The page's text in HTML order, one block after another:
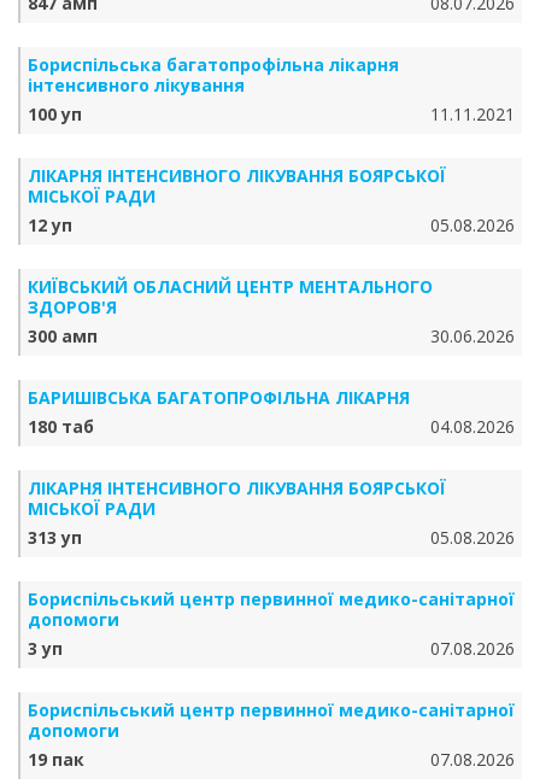
Бориспільська багатопрофільна лікарня
інтенсивного лікування
100 уп
11.11.2021
ЛІКАРНЯ ІНТЕНСИВНОГО ЛІКУВАННЯ БОЯРСЬКОЇ
МІСЬКОЇ РАДИ
12 уп
05.08.2026
КИЇВСЬКИЙ ОБЛАСНИЙ ЦЕНТР МЕНТАЛЬНОГО
ЗДОРОВ'Я
300 амп
30.06.2026
БАРИШІВСЬКА БАГАТОПРОФІЛЬНА ЛІКАРНЯ
180 таб
04.08.2026
ЛІКАРНЯ ІНТЕНСИВНОГО ЛІКУВАННЯ БОЯРСЬКОЇ
МІСЬКОЇ РАДИ
313 уп
05.08.2026
Бориспільський центр первинної медико-санітарної
допомоги
3 уп
07.08.2026
Бориспільський центр первинної медико-санітарної
допомоги
19 пак
07.08.2026